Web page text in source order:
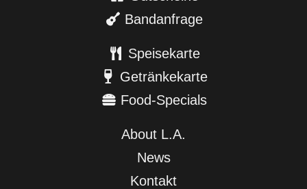
Bandanfrage
Speisekarte
Getränkekarte
Food-Specials
About L.A.
News
Kontakt